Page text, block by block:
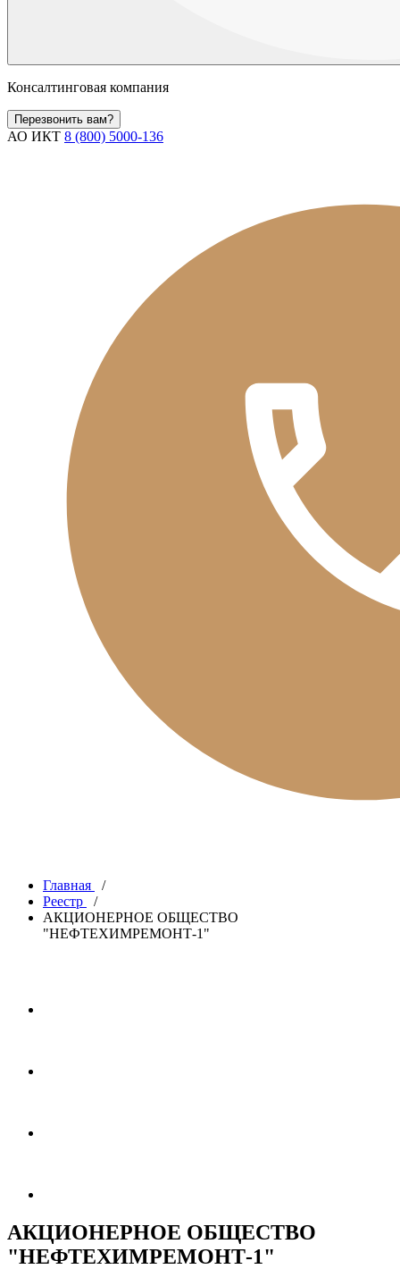
Консалтинговая компания
Перезвонить вам?
АО ИКТ 8 (800) 5000-136
Главная
/
Реестр
/
АКЦИОНЕРНОЕ ОБЩЕСТВО
"НЕФТЕХИМРЕМОНТ-1"
АКЦИОНЕРНОЕ ОБЩЕСТВО
"НЕФТЕХИМРЕМОНТ-1"